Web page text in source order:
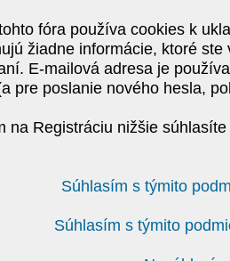
fóra používa cookies k
žiadne informácie, ktoré
E-mailová adresa je
pre poslanie nového hesla,
na Registráciu nižšie
Súhlasím s týmito
Súhlasím s týmito